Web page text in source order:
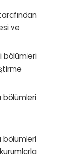
ve
bölümleri
bölümleri
bölümleri